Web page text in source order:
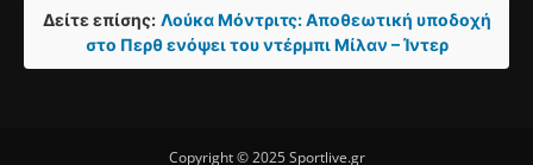
Δείτε επίσης: Λούκα Μόντριτς: Αποθεωτική υποδοχή
στο Περθ ενόψει του ντέρμπι Μίλαν – Ίντερ
Copyright © 2025 Sportlive.gr